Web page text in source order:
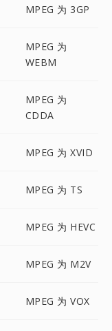
MPEG 为 3GP
MPEG 为
WEBM
MPEG 为
CDDA
MPEG 为 XVID
MPEG 为 TS
MPEG 为 HEVC
MPEG 为 M2V
MPEG 为 VOX